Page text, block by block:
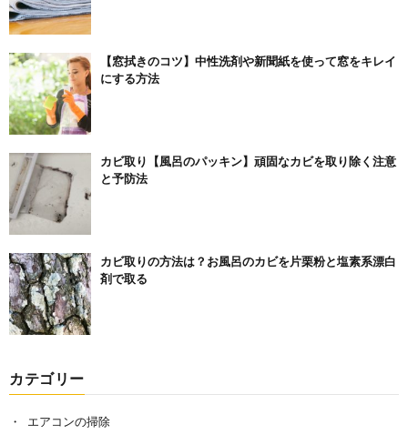
【窓拭きのコツ】中性洗剤や新聞紙を使って窓をキレイ
にする方法
カビ取り【風呂のパッキン】頑固なカビを取り除く注意
と予防法
カビ取りの方法は？お風呂のカビを片栗粉と塩素系漂白
剤で取る
カテゴリー
エアコンの掃除